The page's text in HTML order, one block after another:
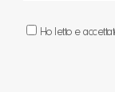
Ho letto e